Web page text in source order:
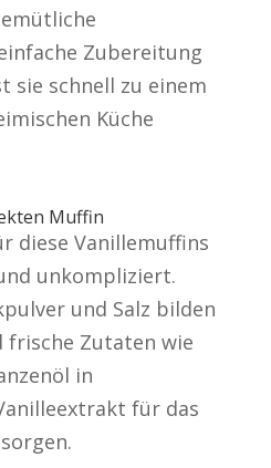
Zubereitung
sie schnell zu einem
Küche
Muffin
diese Vanillemuffins
unkompliziert.
und Salz bilden
frische Zutaten wie
in
für das